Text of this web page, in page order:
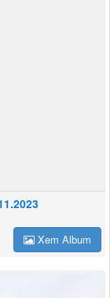
Xem Album